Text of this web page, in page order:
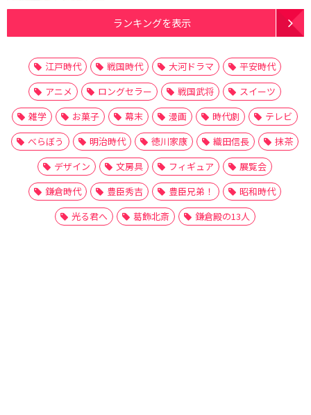
ランキングを表示
江戸時代 戦国時代 大河ドラマ
平安時代
アニメ
ロングセラー 戦国武将
スイーツ
雑学
お菓子 幕末 漫画 時代劇
テレビ
べらぼう
明治時代 徳川家康 織田信長
抹茶
デザイン
文房具 フィギュア
展覧会
鎌倉時代
豊臣秀吉 豊臣兄弟！
昭和時代
光る君へ
葛飾北斎 鎌倉殿の13人